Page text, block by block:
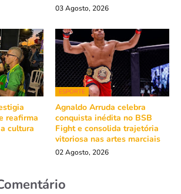
03 Agosto, 2026
reafirma
cultura
ESPORTE
Agnaldo Arruda celebra
conquista inédita no BSB
Fight e consolida trajetória
vitoriosa nas artes marciais
02 Agosto, 2026